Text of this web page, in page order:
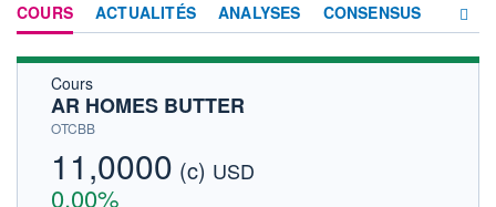
COURS ACTUALITÉS ANALYSES CONSENSUS
ACTIONNAIRES
Cours
AR HOMES BUTTER
OTCBB
11,0000 (c) USD
0,00%